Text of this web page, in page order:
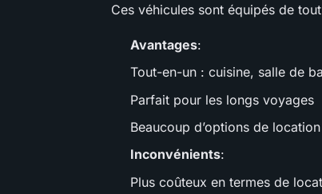
Ces véhicules sont équipés de
Avantages:
Tout-en-un : cuisine, salle de
Parfait pour les longs voyages
Beaucoup d’options de
Inconvénients:
Plus coûteux en termes de